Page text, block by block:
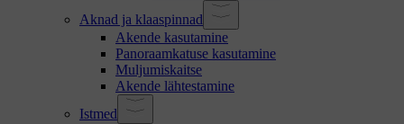
Aknad ja klaaspinnad
Akende kasutamine
Panoraamkatuse kasutamine
Muljumiskaitse
Akende lähtestamine
Istmed